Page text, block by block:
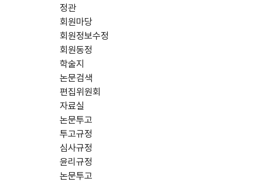
정관
회원마당
회원정보수정
회원동정
학술지
논문검색
편집위원회
자료실
논문투고
투고규정
심사규정
윤리규정
논문투고